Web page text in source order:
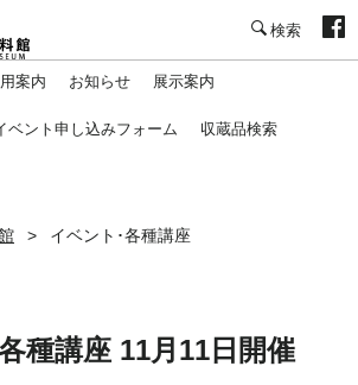
案内 お知らせ 展示案内
ベント申し込みフォーム 収蔵品検索
イベント･各種講座
種講座 11月11日開催